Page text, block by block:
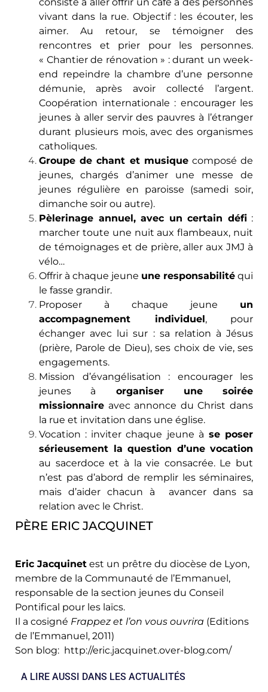
vivant dans la rue. Objectif : les écouter, les
aimer. Au retour, se témoigner des
rencontres et prier pour les personnes.
« Chantier de rénovation » : durant un week-
end repeindre la chambre d’une personne
démunie, après avoir collecté l’argent.
Coopération internationale : encourager les
jeunes à aller servir des pauvres à l’étranger
durant plusieurs mois, avec des organismes
catholiques.
Groupe de chant et musiquecomposé de
jeunes, chargés d’animer une messe de
jeunes régulière en paroisse (samedi soir,
dimanche soir ou autre).
Pèlerinage annuel, avec un certain défi:
marcher toute une nuit aux flambeaux, nuit
de témoignages et de prière, aller aux JMJ à
vélo…
Offrir à chaque jeune une responsabilité qui
le fasse grandir.
Proposer à chaque jeune un
accompagnement individuel, pour
échanger avec lui sur : sa relation à Jésus
(prière, Parole de Dieu), ses choix de vie, ses
engagements.
Mission d’évangélisation : encourager les
jeunes à organiser une soirée
missionnaire avec annonce du Christ dans
la rue et invitation dans une église.
Vocation : inviter chaque jeune à se poser
sérieusement la question d’une vocation
au sacerdoce et à la vie consacrée. Le but
n’est pas d’abord de remplir les séminaires,
mais d’aider chacun à avancer dans sa
relation avec le Christ.
PÈRE ERIC JACQUINET
Eric Jacquinet est un prêtre du diocèse de Lyon,
membre de la Communauté de l’Emmanuel,
responsable de la section jeunes du Conseil
Pontifical pour les laïcs.
Il a cosigné Frappez et l’on vous ouvrira (Editions
de l’Emmanuel, 2011)
Son blog: http://eric.jacquinet.over-blog.com/
A LIRE AUSSI DANS LES ACTUALITÉS